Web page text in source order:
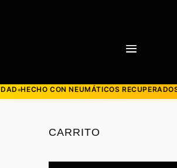
●HECHO CON NEUMÁTICOS RECUPERADOS●
CARRITO